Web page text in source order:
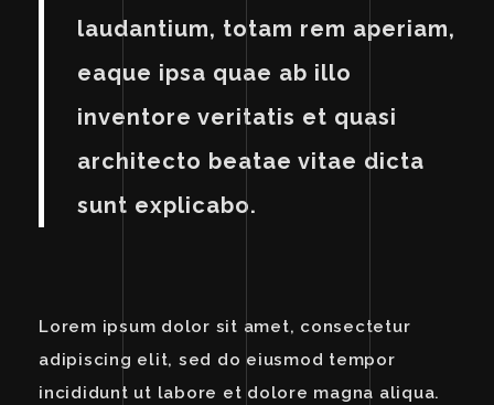
laudantium, totam rem aperiam,
eaque ipsa quae ab illo
inventore veritatis et quasi
architecto beatae vitae dicta
sunt explicabo.
Lorem ipsum dolor sit amet, consectetur
adipiscing elit, sed do eiusmod tempor
incididunt ut labore et dolore magna aliqua.